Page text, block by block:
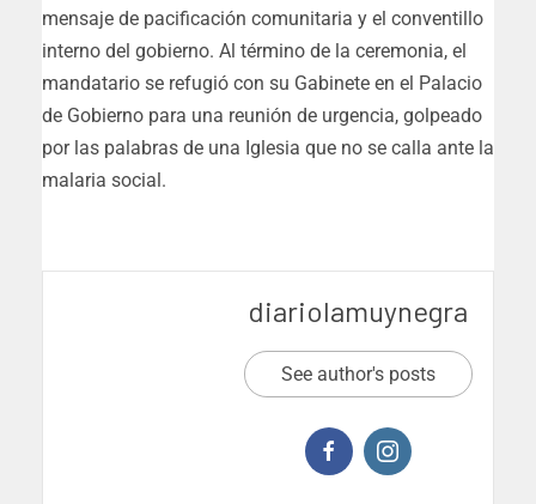
mensaje de pacificación comunitaria y el conventillo
interno del gobierno. Al término de la ceremonia, el
mandatario se refugió con su Gabinete en el Palacio
de Gobierno para una reunión de urgencia, golpeado
por las palabras de una Iglesia que no se calla ante la
malaria social.
diariolamuynegra
See author's posts